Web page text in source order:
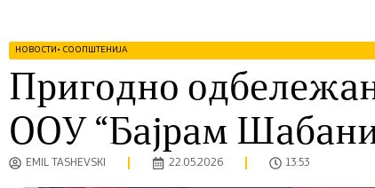
НОВОСТИ • СООПШТЕНИЈА
Пригодно
ООУ “Бајрам
EMIL TASHEVSKI 22.05.2026 13:53